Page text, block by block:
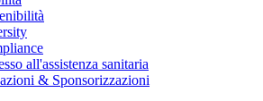
all'assistenza sanitaria
& Sponsorizzazioni